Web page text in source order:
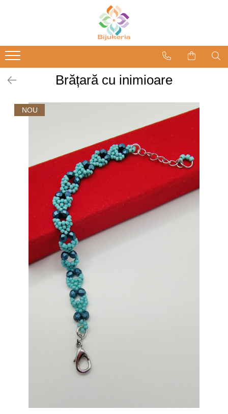
Brățară cu inimioare
NOU